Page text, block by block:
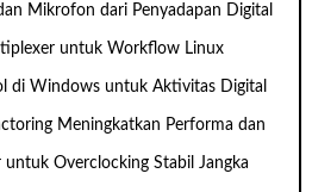
Mikrofon dari Penyadapan Digital
untuk Workflow Linux
di Windows untuk Aktivitas Digital
Meningkatkan Performa dan
Overclocking Stabil Jangka